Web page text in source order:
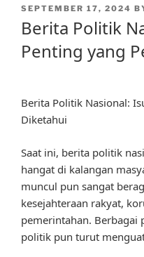
POSTED
SEPTEMBER 17, 2024
Berita Politik
Penting yang
Berita Politik Nasional:
Diketahui
Saat ini, berita politik
hangat di kalangan
muncul pun sangat
kesejahteraan rakyat,
pemerintahan. Berbagai
politik pun turut